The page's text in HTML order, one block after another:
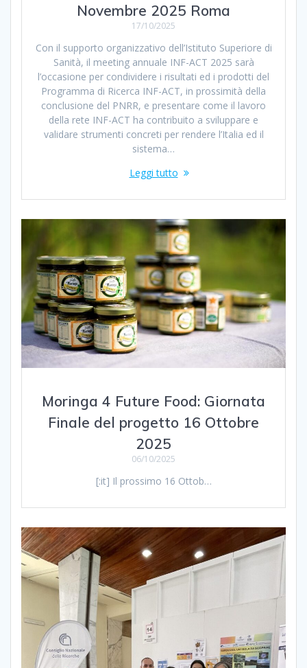
Novembre 2025 Roma
17/10/2025
Con il supporto organizzativo dell’Istituto Superiore di
Sanità, il meeting annuale INF-ACT 2025 sarà
l’occasione per condividere i risultati ed i prodotti del
Programma di Ricerca INF-ACT, in prossimità della
conclusione del PNRR, e presentare come il lavoro
della rete INF-ACT ha contribuito a sviluppare e
validare strumenti concreti per rendere l’Italia ed il
sistema…
Leggi tutto
Moringa 4 Future Food: Giornata
Finale del progetto 16 Ottobre
2025
06/10/2025
[:it] Il prossimo 16 Ottob…